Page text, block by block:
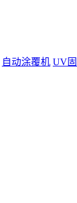
自动涂覆机 UV